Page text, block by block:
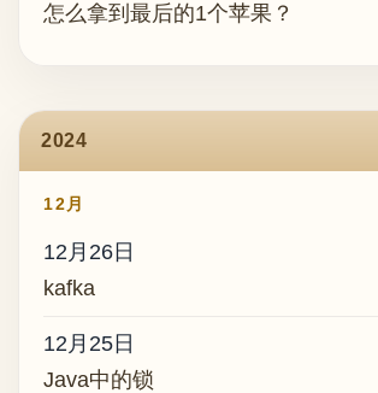
怎么拿到最后的1个苹果？
2024
12月
12月26日
kafka
12月25日
Java中的锁